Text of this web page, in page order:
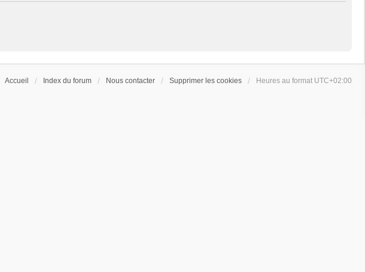
Accueil Index du forum Nous contacter Supprimer les cookies Heures au format UTC+02:00